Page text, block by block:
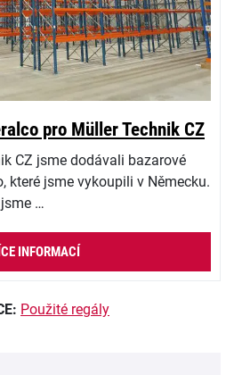
pro Müller Technik CZ
CZ jsme dodávali bazarové
které jsme vykoupili v Německu.
…
INFORMACÍ
Použité regály